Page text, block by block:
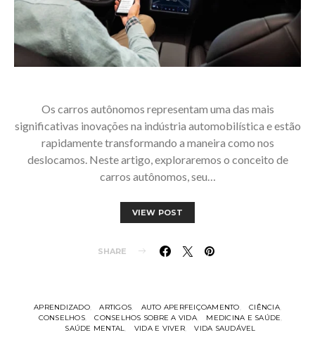
Os carros autônomos representam uma das mais
significativas inovações na indústria automobilística e estão
rapidamente transformando a maneira como nos
deslocamos. Neste artigo, exploraremos o conceito de
carros autônomos, seu…
VIEW POST
SHARE
APRENDIZADO ARTIGOS AUTO APERFEIÇOAMENTO
CIÊNCIA
CONSELHOS
CONSELHOS SOBRE A VIDA
MEDICINA E SAÚDE
SAÚDE MENTAL
VIDA E VIVER VIDA SAUDÁVEL